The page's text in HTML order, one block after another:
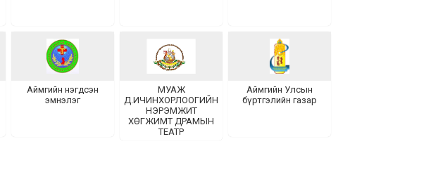
Аймгийн нэгдсэн
эмнэлэг
МУАЖ
Д.ИЧИНХОРЛООГИЙН
НЭРЭМЖИТ
ХӨГЖИМТ ДРАМЫН
ТЕАТР
Аймгийн Улсын
бүртгэлийн газар